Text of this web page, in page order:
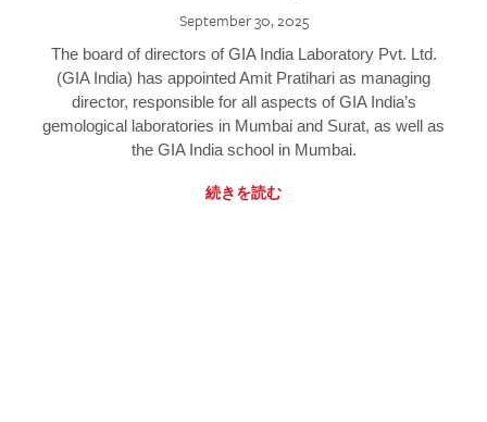
September 30, 2025
The board of directors of GIA India Laboratory Pvt. Ltd.
(GIA India) has appointed Amit Pratihari as managing
director, responsible for all aspects of GIA India’s
gemological laboratories in Mumbai and Surat, as well as
the GIA India school in Mumbai.
続きを読む